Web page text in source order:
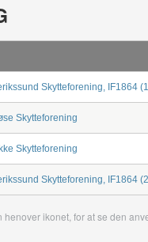
Skytteforening, IF1864
Skytteforening
Skytteforening
Skytteforening, IF1864
ikonet, for at se den